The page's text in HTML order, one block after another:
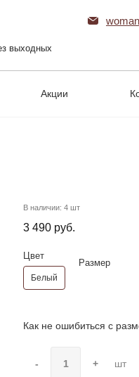
выходных
Акции
В наличии: 4 шт
3 490 руб.
Цвет
Белый
Размер
Как не ошибиться с
- + шт